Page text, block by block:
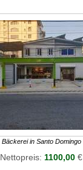
Bäckerei in Santo Domingo
Nettopreis: 1100,00 €